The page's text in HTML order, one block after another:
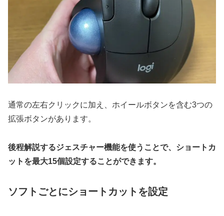
通常の左右クリックに加え、ホイールボタンを含む3つの
拡張ボタンがあります。
後程解説するジェスチャー機能を使うことで、ショートカ
ットを最大15個設定することができます。
ソフトごとにショートカットを設定